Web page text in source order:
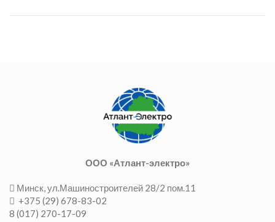
ООО «Атлант-электро»
Минск, ул.Машиностроителей 28/2 пом.11
+375 (29) 678-83-02
8 (017) 270-17-09